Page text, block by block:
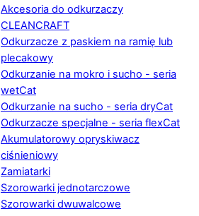
Akcesoria do odkurzaczy
CLEANCRAFT
Odkurzacze z paskiem na ramię lub
plecakowy
Odkurzanie na mokro i sucho - seria
wetCat
Odkurzanie na sucho - seria dryCat
Odkurzacze specjalne - seria flexCat
Akumulatorowy opryskiwacz
ciśnieniowy
Zamiatarki
Szorowarki jednotarczowe
Szorowarki dwuwalcowe